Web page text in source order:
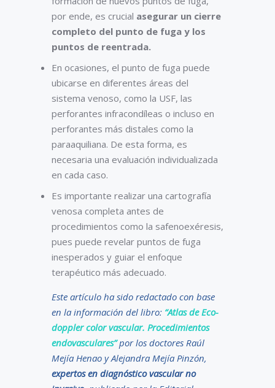
por ende, es crucial asegurar un cierre
completo del punto de fuga y los
puntos de reentrada.
En ocasiones, el punto de fuga puede
ubicarse en diferentes áreas del
sistema venoso, como la USF, las
perforantes infracondíleas o incluso en
perforantes más distales como la
paraaquiliana. De esta forma, es
necesaria una evaluación individualizada
en cada caso.
Es importante realizar una cartografía
venosa completa antes de
procedimientos como la safenoexéresis,
pues puede revelar puntos de fuga
inesperados y guiar el enfoque
terapéutico más adecuado.
Este artículo ha sido redactado con base
en la información del libro: “Atlas de Eco-
doppler color vascular. Procedimientos
endovasculares” por los doctores Raúl
Mejía Henao y Alejandra Mejía Pinzón,
expertos en diagnóstico vascular no